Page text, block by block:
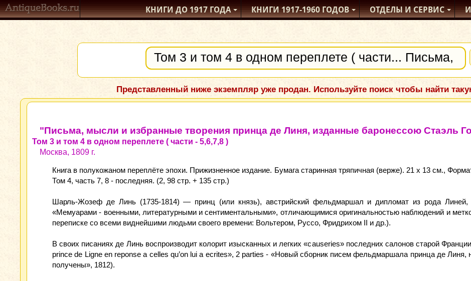
КНИГИ ДО 1917ГОДА КНИГИ1917-1960ГОДОВ ОТДЕЛЫИ СЕРВИС
Представленный ниже экземпляр уже продан. Используйте поиск чтобы найти
"Письма, мысли и избранные творения принца де Линя, изданные баронессою Стаэль
Том 3 и том 4 в одном переплете ( части - 5,6,7,8 )
Москва, 1809 г.
Книга в полукожаном переплёте эпохи. Прижизненное издание. Бумага старинная тряпичная (верже). 21 x 13 см.,
Том 4, часть 7, 8 - последняя. (2, 98 стр. + 135 стр.)
Шарль-Жозеф де Линь (1735-1814) — принц (или князь), австрийский фельдмаршал и дипломат из рода Линей,
«Мемуарами - военными, литературными и сентиментальными», отличающимися оригинальностью наблюдений и
переписке со всеми виднейшими людьми своего времени: Вольтером, Руссо, Фридрихом II и др.).
В своих писаниях де Линь воспроизводит колорит изысканных и легких «causeries» последних салонов старой
prince de Ligne en reponse a celles qu’on lui a ecrites», 2 parties - «Новый сборник писем фельдмаршала принца де
получены», 1812).